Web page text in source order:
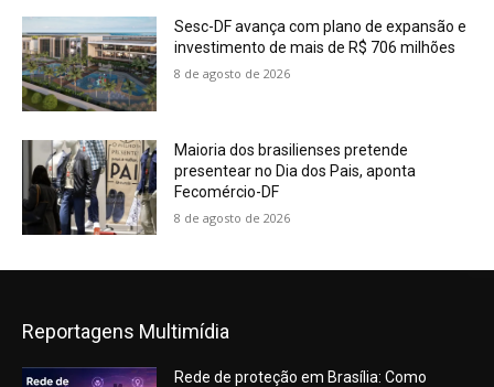
Sesc-DF avança com plano de expansão e
investimento de mais de R$ 706 milhões
8 de agosto de 2026
Maioria dos brasilienses pretende
presentear no Dia dos Pais, aponta
Fecomércio-DF
8 de agosto de 2026
Reportagens Multimídia
Rede de proteção em Brasília: Como